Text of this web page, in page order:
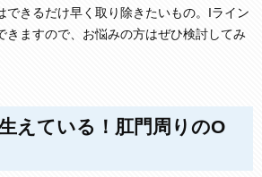
できるだけ早く取り除きたいもの。Iライン
きますので、お悩みの方はぜひ検討してみ
えている！肛門周りのO